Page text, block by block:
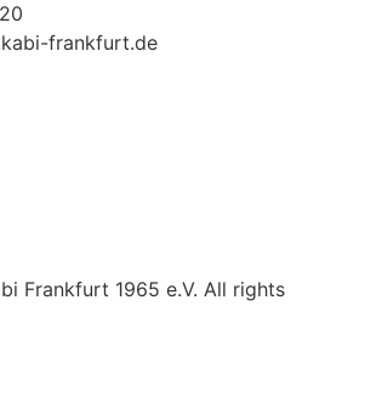
frankfurt.de
Frankfurt 1965 e.V. All rights